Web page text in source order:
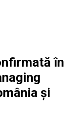
în
și